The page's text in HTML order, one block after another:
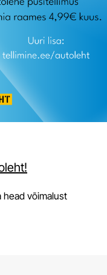
head võimalust